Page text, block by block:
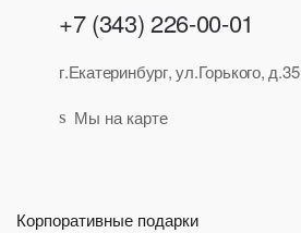
+7 (343) 226-00-01
г.Екатеринбург, ул.Горького, д.35
Мы на карте
Корпоративные подарки